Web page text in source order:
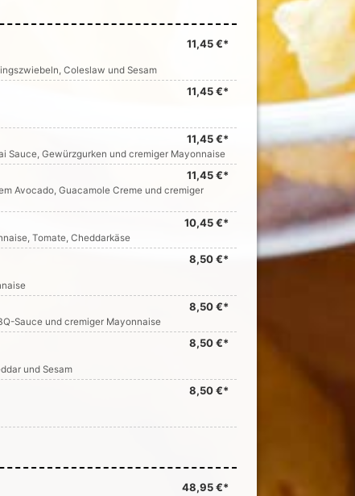
11,45 €*
Coleslaw und Sesam
11,45 €*
11,45 €*
Sauce, Gewürzgurken und cremiger Mayonnaise
11,45 €*
Avocado, Guacamole Creme und cremiger
10,45 €*
Tomate, Cheddarkäse
8,50 €*
8,50 €*
Sauce und cremiger Mayonnaise
8,50 €*
und Sesam
8,50 €*
48,95 €*